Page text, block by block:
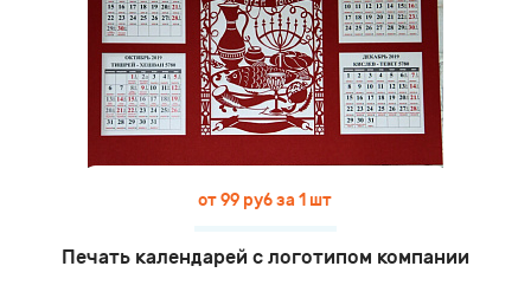
от 99 руб за 1 шт
Печать календарей с логотипом компании